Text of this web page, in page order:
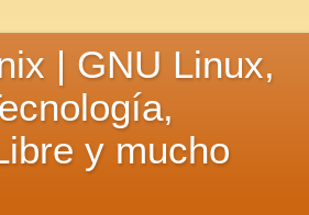
| GNU Linux,
y mucho